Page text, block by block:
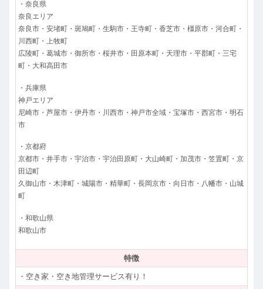
・奈良県
奈良エリア
奈良市・安堵町・斑鳩町・生駒市・王寺町・香芝市・橿原市・河合町・
川西町・上牧町
広陵町・葛城市・御所市・桜井市・田原本町・天理市・平郡町・三宅
町・大和高田市
・兵庫県
神戸エリア
尼崎市・芦屋市・伊丹市・川西市・神戸市全域・宝塚市・西宮市・明石
市
・京都府
京都市・井手市・宇治市・宇治田原町・大山崎町・加茂市・笠置町・京
田辺町
久御山市・木津町・城陽市・精華町・長岡京市・向日市・八幡市・山城
町
・和歌山県
和歌山市
特徴
・空き家・空き地管理サービス有り！